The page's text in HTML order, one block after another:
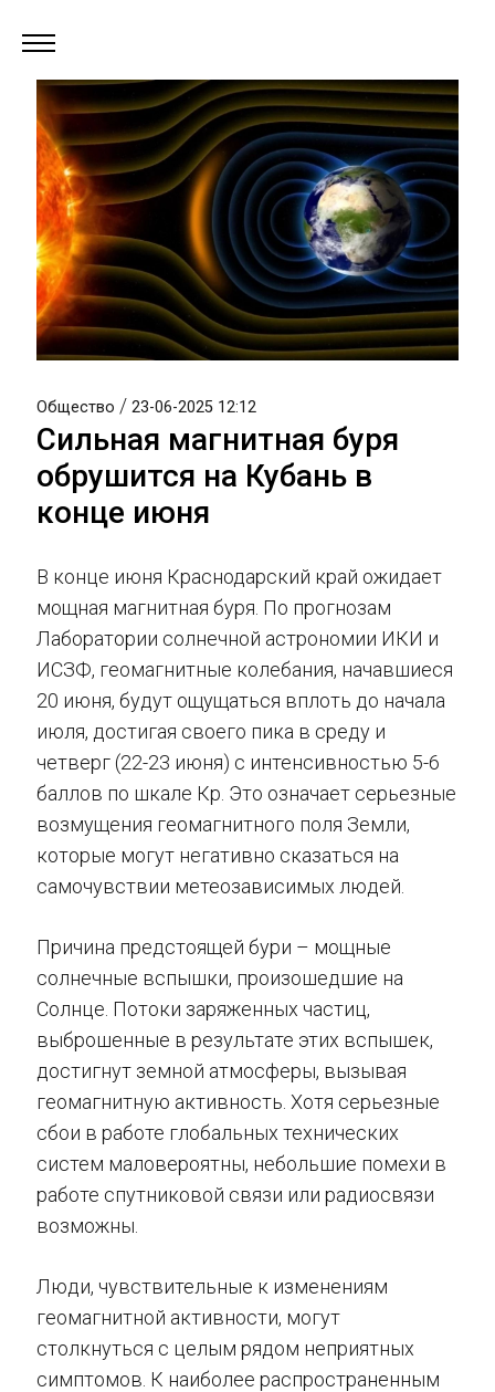
Общество / 23-06-2025 12:12
Сильная магнитная буря
обрушится на Кубань в
конце июня
В конце июня Краснодарский край ожидает
мощная магнитная буря. По прогнозам
Лаборатории солнечной астрономии ИКИ и
ИСЗФ, геомагнитные колебания, начавшиеся
20 июня, будут ощущаться вплоть до начала
июля, достигая своего пика в среду и
четверг (22-23 июня) с интенсивностью 5-6
баллов по шкале Кр. Это означает серьезные
возмущения геомагнитного поля Земли,
которые могут негативно сказаться на
самочувствии метеозависимых людей.
Причина предстоящей бури – мощные
солнечные вспышки, произошедшие на
Солнце. Потоки заряженных частиц,
выброшенные в результате этих вспышек,
достигнут земной атмосферы, вызывая
геомагнитную активность. Хотя серьезные
сбои в работе глобальных технических
систем маловероятны, небольшие помехи в
работе спутниковой связи или радиосвязи
возможны.
Люди, чувствительные к изменениям
геомагнитной активности, могут
столкнуться с целым рядом неприятных
симптомов. К наиболее распространенным